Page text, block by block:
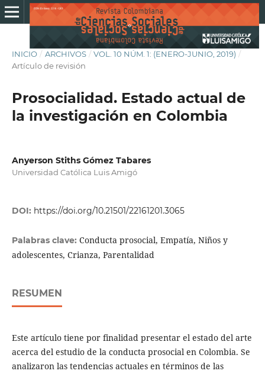
INICIO / ARCHIVOS / VOL. 10 NÚM. 1: (ENERO-JUNIO, 2019) /
Artículo de revisión
Prosocialidad. Estado actual de
la investigación en Colombia
Anyerson Stiths Gómez Tabares
Universidad Católica Luis Amigó
DOI: https://doi.org/10.21501/22161201.3065
Palabras clave: Conducta prosocial, Empatía, Niños y
adolescentes, Crianza, Parentalidad
RESUMEN
Este artículo tiene por finalidad presentar el estado del arte
acerca del estudio de la conducta prosocial en Colombia. Se
analizaron las tendencias actuales en términos de las